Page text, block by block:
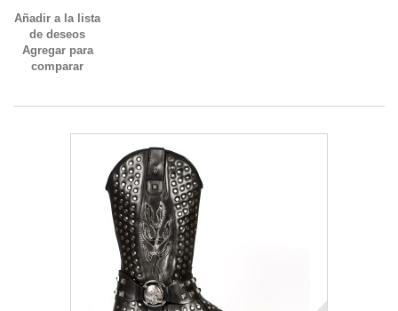
Añadir a la lista
de deseos
Agregar para
comparar